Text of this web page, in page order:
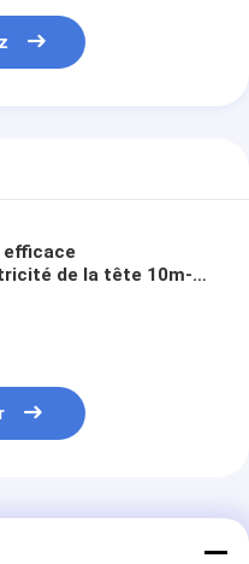
efficace
de la tête 10m-